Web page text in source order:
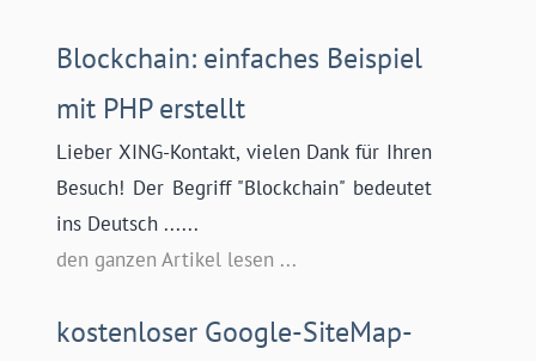
Blockchain: einfaches Beispiel
mit PHP erstellt
Lieber XING-Kontakt, vielen Dank für Ihren
Besuch! Der Begriff "Blockchain" bedeutet
ins Deutsch ......
den ganzen Artikel lesen ...
kostenloser Google-SiteMap-